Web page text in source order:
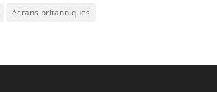
écrans britanniques